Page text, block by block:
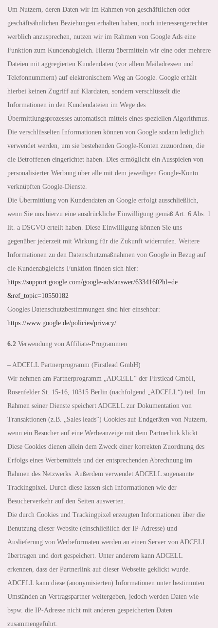
Um Nutzern, deren Daten wir im Rahmen von geschäftlichen oder
geschäftsähnlichen Beziehungen erhalten haben, noch interessengerechter
werblich anzusprechen, nutzen wir im Rahmen von Google Ads eine
Funktion zum Kundenabgleich. Hierzu übermitteln wir eine oder mehrere
Dateien mit aggregierten Kundendaten (vor allem Mailadressen und
Telefonnummern) auf elektronischem Weg an Google. Google erhält
hierbei keinen Zugriff auf Klardaten, sondern verschlüsselt die
Informationen in den Kundendateien im Wege des
Übermittlungsprozesses automatisch mittels eines speziellen Algorithmus.
Die verschlüsselten Informationen können von Google sodann lediglich
verwendet werden, um sie bestehenden Google-Konten zuzuordnen, die
die Betroffenen eingerichtet haben. Dies ermöglicht ein Ausspielen von
personalisierter Werbung über alle mit dem jeweiligen Google-Konto
verknüpften Google-Dienste.
Die Übermittlung von Kundendaten an Google erfolgt ausschließlich,
wenn Sie uns hierzu eine ausdrückliche Einwilligung gemäß Art. 6 Abs. 1
lit. a DSGVO erteilt haben. Diese Einwilligung können Sie uns
gegenüber jederzeit mit Wirkung für die Zukunft widerrufen. Weitere
Informationen zu den Datenschutzmaßnahmen von Google in Bezug auf
die Kundenabgleichs-Funktion finden sich hier:
https://support.google.com/google-ads/answer/6334160?hl=de
&ref_topic=10550182
Googles Datenschutzbestimmungen sind hier einsehbar:
https://www.google.de/policies/privacy/
6.2 Verwendung von Affiliate-Programmen
– ADCELL Partnerprogramm (Firstlead GmbH)
Wir nehmen am Partnerprogramm „ADCELL“ der Firstlead GmbH,
Rosenfelder St. 15-16, 10315 Berlin (nachfolgend „ADCELL“) teil. Im
Rahmen seiner Dienste speichert ADCELL zur Dokumentation von
Transaktionen (z.B. „Sales leads“) Cookies auf Endgeräten von Nutzern,
wenn ein Besucher auf eine Werbeanzeige mit dem Partnerlink klickt.
Diese Cookies dienen allein dem Zweck einer korrekten Zuordnung des
Erfolgs eines Werbemittels und der entsprechenden Abrechnung im
Rahmen des Netzwerks. Außerdem verwendet ADCELL sogenannte
Trackingpixel. Durch diese lassen sich Informationen wie der
Besucherverkehr auf den Seiten auswerten.
Die durch Cookies und Trackingpixel erzeugten Informationen über die
Benutzung dieser Website (einschließlich der IP-Adresse) und
Auslieferung von Werbeformaten werden an einen Server von ADCELL
übertragen und dort gespeichert. Unter anderem kann ADCELL
erkennen, dass der Partnerlink auf dieser Webseite geklickt wurde.
ADCELL kann diese (anonymisierten) Informationen unter bestimmten
Umständen an Vertragspartner weitergeben, jedoch werden Daten wie
bspw. die IP-Adresse nicht mit anderen gespeicherten Daten
zusammengeführt.